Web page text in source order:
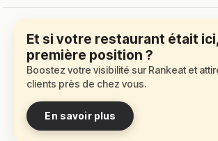
Et si votre restaurant était
première position ?
Boostez votre visibilité sur Rankeat et
clients près de chez vous.
En savoir plus